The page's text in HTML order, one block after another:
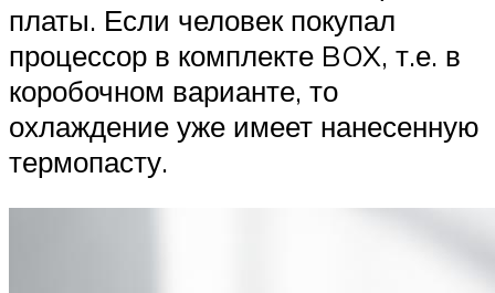
платы. Если человек покупал
процессор в комплекте BOX, т.е. в
коробочном варианте, то
охлаждение уже имеет нанесенную
термопасту.